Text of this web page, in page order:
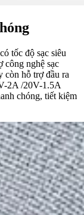
tốc độ sạc siêu
công nghệ sạc
còn hỗ trợ đầu ra
2A /20V-1.5A
chóng, tiết kiệm